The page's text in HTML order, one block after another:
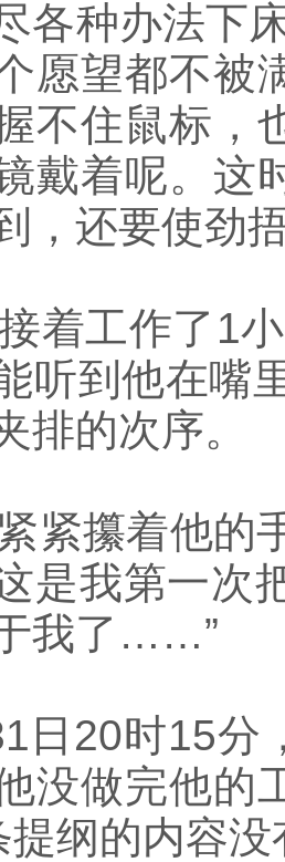
各种办法下
愿望都不被
不住鼠标，
戴着呢。这
，还要使劲
着工作了1小
听到他在嘴
排的次序。
紧攥着他的
是我第一次
我了……”
20时15分
没做完他的
提纲的内容